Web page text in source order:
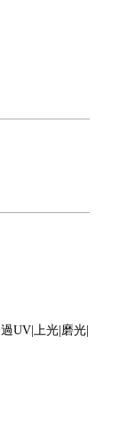
UV|上光|磨光|